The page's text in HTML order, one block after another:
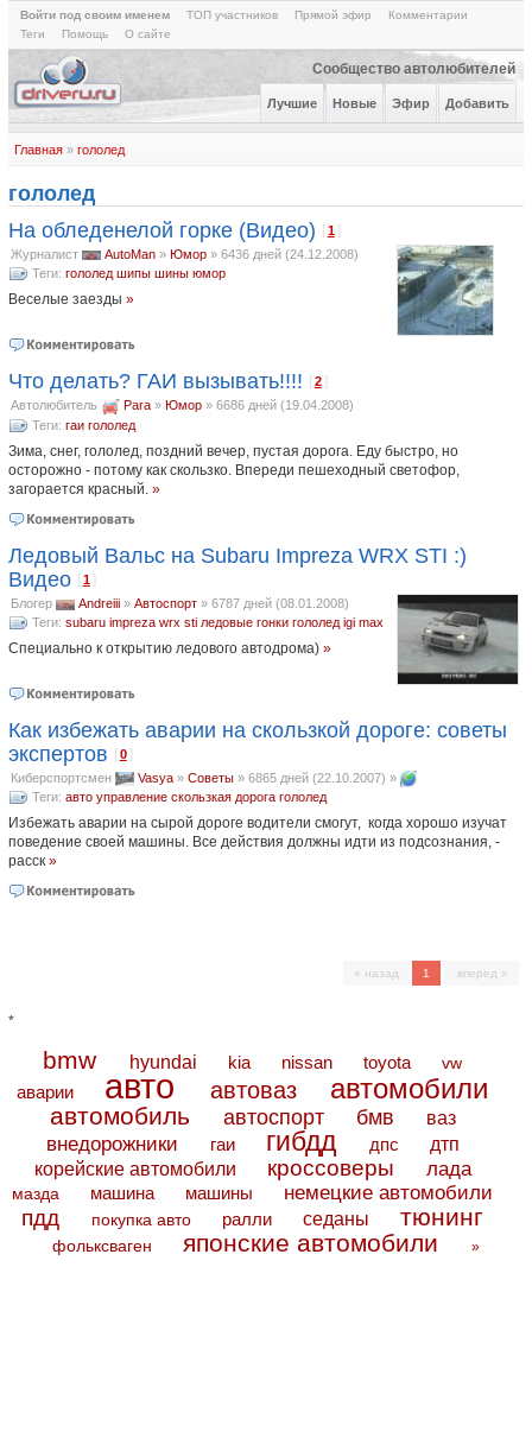
Войти под своим именем ТОП участников Прямой эфир
Комментарии
Теги
Помощь О сайте
Сообщество автолюбителей
Лучшие Новые Эфир Добавить
Главная» гололед
гололед
На обледенелой горке (Видео) [1
Журналист AutoMan» Юмор» 6436 дней (24.12.2008)
Теги: гололед шипы шины юмор
Веселые заезды »
Что делать? ГАИ вызывать!!!! [2
Автолюбитель Para» Юмор» 6686 дней (19.04.2008)
Теги: гаи гололед
Зима, снег, гололед, поздний вечер, пустая дорога. Еду быстро, но
осторожно - потому как скользко. Впереди пешеходный светофор,
загорается красный. »
Ледовый Вальс на Subaru Impreza WRX STI :)
Видео [1
Блогер Andreiii» Автоспорт» 6787 дней (08.01.2008)
Теги: subaru impreza wrx sti ледовые гонки гололед igi max
Специально к открытию ледового автодрома) »
Как избежать аварии на скользкой дороге: советы
экспертов [0
Киберспортсмен Vasya» Советы» 6865 дней (22.10.2007) »
Теги: авто управление скользкая дорога гололед
Избежать аварии на сырой дороге водители смогут, когда хорошо изучат
поведение своей машины. Все действия должны идти из подсознания, -
расск »
« назад 1 вперед »
*
bmw hyundai kia nissan toyota vw
аварии авто автоваз автомобили
автомобиль автоспорт бмв ваз
внедорожники гаи гибдд дпс дтп
корейские автомобили кроссоверы лада
мазда машина машины немецкие автомобили
пдд покупка авто ралли седаны тюнинг
фольксваген японские автомобили »